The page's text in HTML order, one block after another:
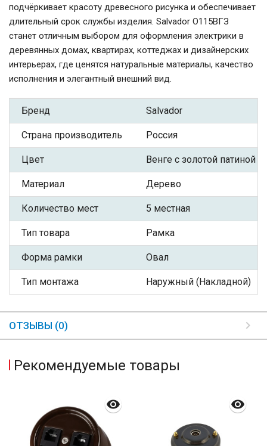
подчёркивает красоту древесного рисунка и обеспечивает
длительный срок службы изделия. Salvador О115ВГЗ
станет отличным выбором для оформления электрики в
деревянных домах, квартирах, коттеджах и дизайнерских
интерьерах, где ценятся натуральные материалы, качество
исполнения и элегантный внешний вид.
Бренд Salvador
Страна производитель Россия
Цвет Венге с золотой патиной
Материал Дерево
Количество мест 5 местная
Тип товара Рамка
Форма рамки Овал
Тип монтажа Наружный (Накладной)
ОТЗЫВЫ (0)
Рекомендуемые товары